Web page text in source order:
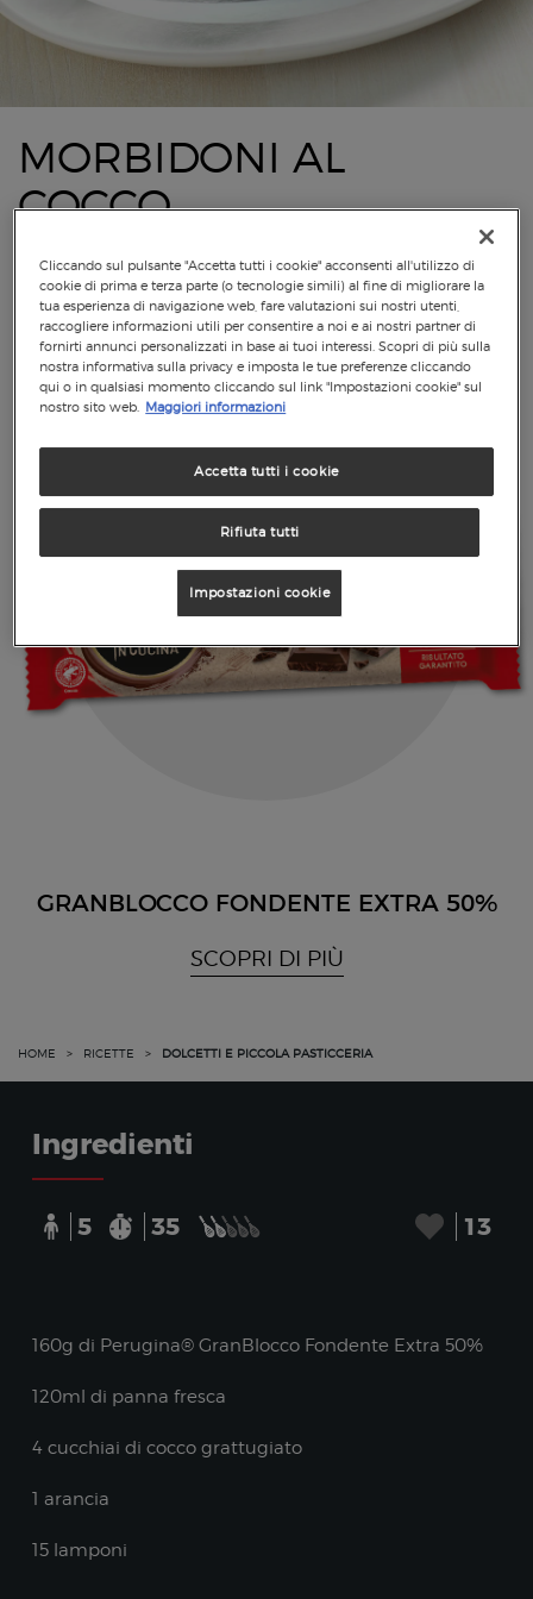
MORBIDONI AL
COCCO
GRANBLOCCO FONDENTE EXTRA 50%
SCOPRI DI PIÙ
HOME > RICETTE > DOLCETTI E PICCOLA PASTICCERIA
Ingredienti
5 35 13
160g di Perugina® GranBlocco Fondente Extra 50%
120ml di panna fresca
4 cucchiai di cocco grattugiato
1 arancia
15 lamponi
Cliccando sul pulsante "Accetta tutti i cookie" acconsenti all'utilizzo di
cookie di prima e terza parte (o tecnologie simili) al fine di migliorare la
tua esperienza di navigazione web, fare valutazioni sui nostri utenti,
raccogliere informazioni utili per consentire a noi e ai nostri partner di
fornirti annunci personalizzati in base ai tuoi interessi. Scopri di più sulla
nostra informativa sulla privacy e imposta le tue preferenze cliccando
qui o in qualsiasi momento cliccando sul link "Impostazioni cookie" sul
nostro sito web. Maggiori informazioni
Rifiuta tutti
Accetta tutti i cookie
Impostazioni cookie